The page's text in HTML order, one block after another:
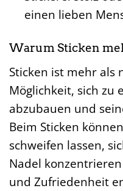
einen lieben
Warum Sticken
Sticken ist mehr als
Möglichkeit, sich zu
abzubauen und
Beim Sticken
schweifen lassen,
Nadel
und Zufriedenheit